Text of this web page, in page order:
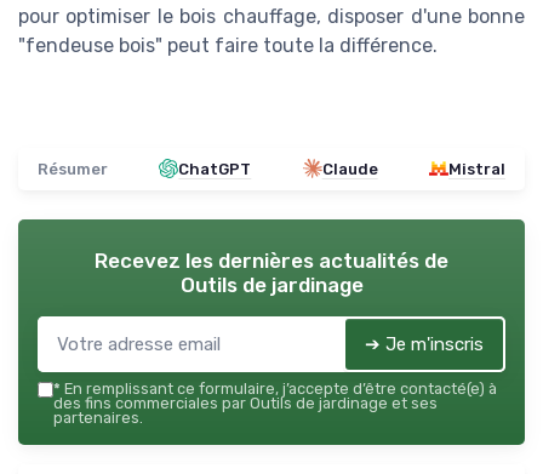
pour optimiser le bois chauffage, disposer d'une bonne
"fendeuse bois" peut faire toute la différence.
Résumer ChatGPT Claude Mistral
Recevez les dernières actualités de
Outils de jardinage
➔ Je m'inscris
* En remplissant ce formulaire, j’accepte d’être contacté(e) à
des fins commerciales par Outils de jardinage et ses
partenaires.